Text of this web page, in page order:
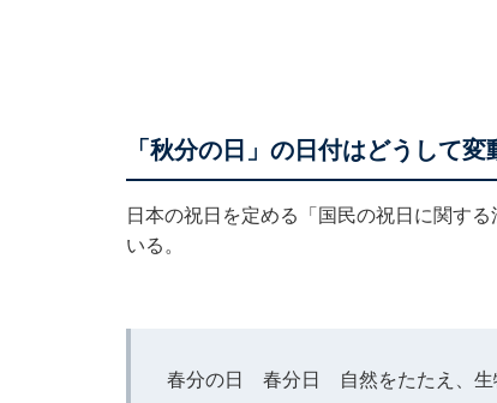
「秋分の日」の日付はどうして変
日本の祝日を定める「国民の祝日に関する
いる。
春分の日 春分日 自然をたたえ、生